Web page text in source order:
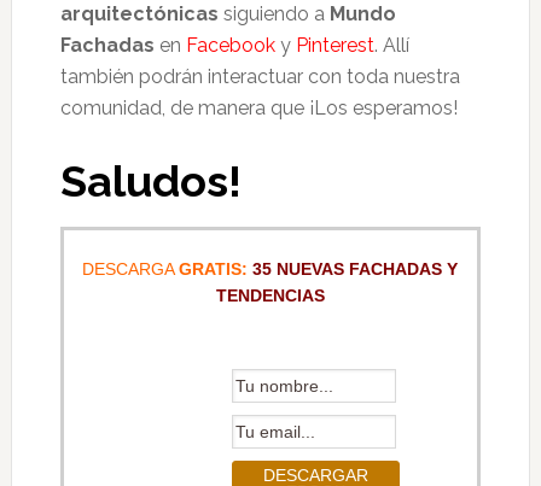
arquitectónicas siguiendo a Mundo
Fachadas en Facebook y Pinterest. Allí
también podrán interactuar con toda nuestra
comunidad, de manera que ¡Los esperamos!
Saludos!
DESCARGAGRATIS: 35 NUEVAS FACHADAS Y
TENDENCIAS